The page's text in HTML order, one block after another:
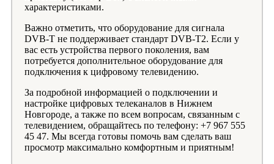
характеристиками.
Важно отметить, что оборудование для сигнала
DVB-T не поддерживает стандарт DVB-T2. Если у
вас есть устройства первого поколения, вам
потребуется дополнительное оборудование для
подключения к цифровому телевидению.
За подробной информацией о подключении и
настройке цифровых телеканалов в Нижнем
Новгороде, а также по всем вопросам, связанным с
телевидением, обращайтесь по телефону: +7 967 555
45 47. Мы всегда готовы помочь вам сделать ваш
просмотр максимально комфортным и приятным!